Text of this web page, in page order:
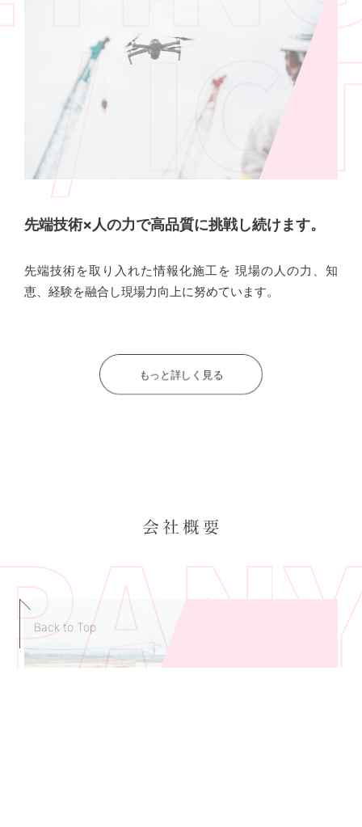
先端技術×人の力で高品質に挑戦し続けます。
先端技術を取り入れた情報化施工を 現場の人の力、知
恵、経験を融合し現場力向上に努めています。
もっと詳しく見る
Back to Top